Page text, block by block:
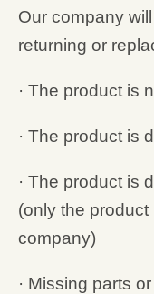
Our company
returning or
· The product is
· The product is
· The product is
(only the
company)
· Missing parts